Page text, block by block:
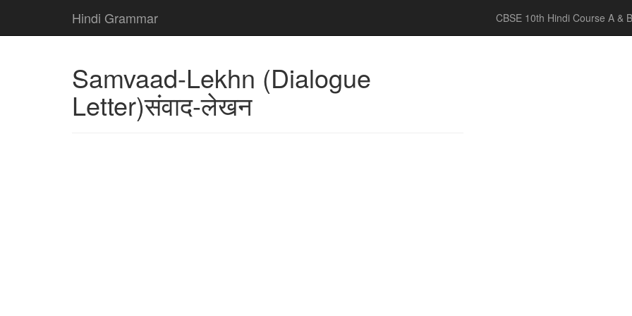
Hindi Grammar CBSE 10th Hindi Course A & B
Samvaad-Lekhn (Dialogue
Letter)संवाद-लेखन